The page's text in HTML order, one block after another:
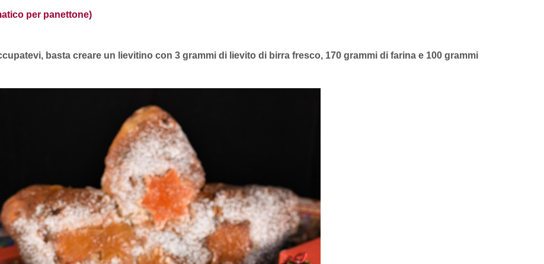
per panettone)
basta creare un lievitino con 3 grammi di lievito di birra fresco, 170 grammi di farina e 100 grammi